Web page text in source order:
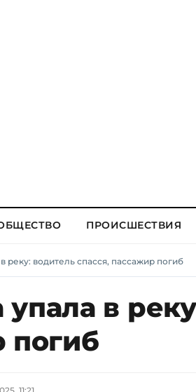
ПРОИСШЕСТВИЯ
реку: водитель спасся, пассажир погиб
в
погиб